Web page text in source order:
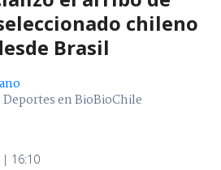
chileno
Brasil
Deportes en BioBioChile
| 16:10